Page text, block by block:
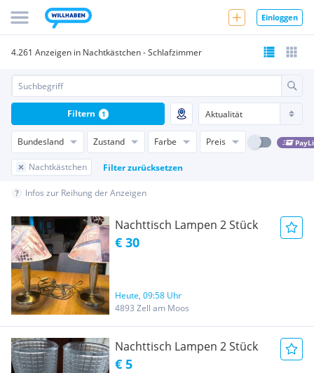
Einloggen
4.261 Anzeigen in Nachtkästchen - Schlafzimmer
Bundesland Zustand Farbe Preis
Nachtkästchen Filter zurücksetzen
Filtern 1
Infos zur Reihung der Anzeigen
Nachttisch Lampen 2 Stück
€ 30
Heute, 09:58 Uhr
4893 Zell am Moos
Nachttisch Lampen 2 Stück
€ 5